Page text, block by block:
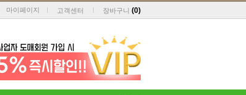
마이페이지 고객센터 장바구니 (0)